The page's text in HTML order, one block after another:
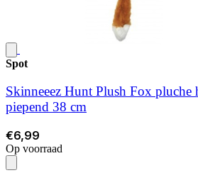
Spot
Skinneeez Hunt Plush Fox pluche
piepend 38 cm
€6,99
Op voorraad